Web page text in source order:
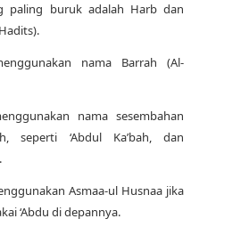
paling buruk adalah Harb dan
nama Barrah (Al-
nama sesembahan
seperti ‘Abdul Ka’bah, dan
Asmaa-ul Husnaa jika
‘Abdu di depannya.